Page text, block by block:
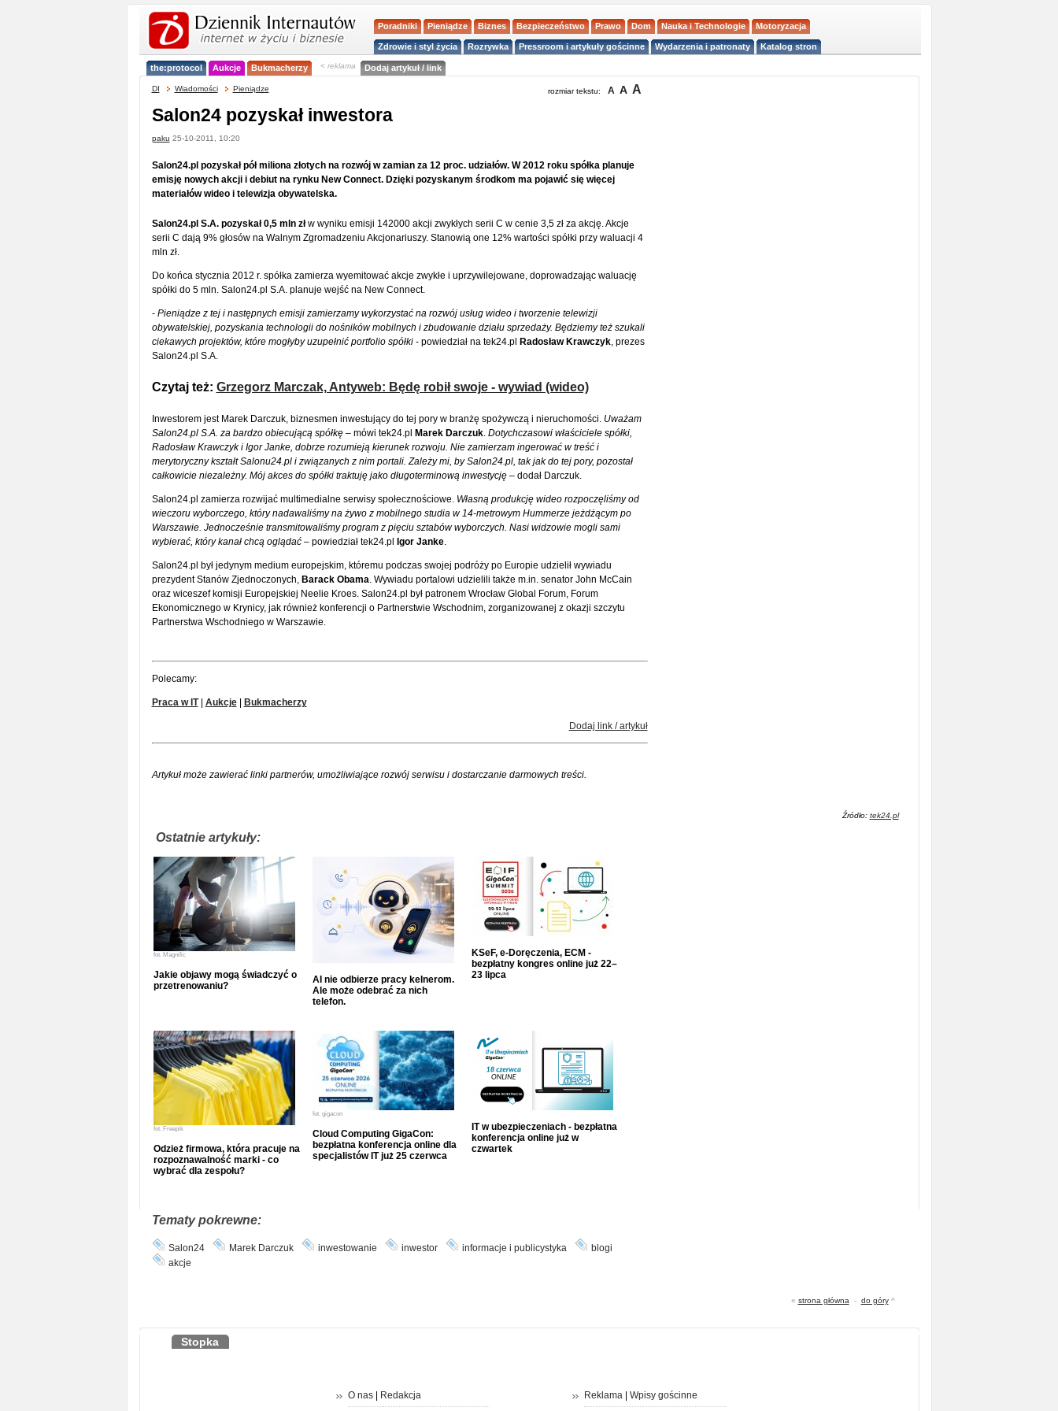
Poradniki Pieniądze Biznes Bezpieczeństwo Prawo Dom Nauka i Technologie Motoryzacja
Zdrowie i styl życia Rozrywka Pressroom i artykuły gościnne Wydarzenia i patronaty Katalog stron
the:protocol Aukcje Bukmacherzy < reklama Dodaj artykuł / link
DI Wiadomości Pieniądze rozmiar tekstu: A A A
Salon24 pozyskał inwestora
paku 25-10-2011, 10:20
Salon24.pl pozyskał pół miliona złotych na rozwój w zamian za 12 proc. udziałów. W 2012 roku spółka planuje
emisję nowych akcji i debiut na rynku New Connect. Dzięki pozyskanym środkom ma pojawić się więcej
materiałów wideo i telewizja obywatelska.
Salon24.pl S.A. pozyskał 0,5 mln złw wyniku emisji 142000 akcji zwykłych serii C w cenie 3,5 zł za akcję. Akcje
serii C dają 9% głosów na Walnym Zgromadzeniu Akcjonariuszy. Stanowią one 12% wartości spółki przy waluacji 4
mln zł.
Do końca stycznia 2012 r. spółka zamierza wyemitować akcje zwykłe i uprzywilejowane, doprowadzając waluację
spółki do 5 mln. Salon24.pl S.A. planuje wejść na New Connect.
- Pieniądze z tej i następnych emisji zamierzamy wykorzystać na rozwój usług wideo i tworzenie telewizji
obywatelskiej, pozyskania technologii do nośników mobilnych i zbudowanie działu sprzedaży. Będziemy też szukali
ciekawych projektów, które mogłyby uzupełnić portfolio spółki- powiedział na tek24.pl Radosław Krawczyk, prezes
Salon24.pl S.A.
Czytaj też: Grzegorz Marczak, Antyweb: Będę robił swoje - wywiad (wideo)
Inwestorem jest Marek Darczuk, biznesmen inwestujący do tej pory w branżę spożywczą i nieruchomości. Uważam
Salon24.pl S.A. za bardzo obiecującą spółkę – mówi tek24.pl Marek Darczuk. Dotychczasowi właściciele spółki,
Radosław Krawczyk i Igor Janke, dobrze rozumieją kierunek rozwoju. Nie zamierzam ingerować w treść i
merytoryczny kształt Salonu24.pl i związanych z nim portali. Zależy mi, by Salon24.pl, tak jak do tej pory, pozostał
całkowicie niezależny. Mój akces do spółki traktuję jako długoterminową inwestycję– dodał Darczuk.
Salon24.pl zamierza rozwijać multimedialne serwisy społecznościowe. Własną produkcję wideo rozpoczęliśmy od
wieczoru wyborczego, który nadawaliśmy na żywo z mobilnego studia w 14-metrowym Hummerze jeżdżącym po
Warszawie. Jednocześnie transmitowaliśmy program z pięciu sztabów wyborczych. Nasi widzowie mogli sami
wybierać, który kanał chcą oglądać– powiedział tek24.pl Igor Janke.
Salon24.pl był jedynym medium europejskim, któremu podczas swojej podróży po Europie udzielił wywiadu
prezydent Stanów Zjednoczonych, Barack Obama. Wywiadu portalowi udzielili także m.in. senator John McCain
oraz wiceszef komisji Europejskiej Neelie Kroes. Salon24.pl był patronem Wrocław Global Forum, Forum
Ekonomicznego w Krynicy, jak również konferencji o Partnerstwie Wschodnim, zorganizowanej z okazji szczytu
Partnerstwa Wschodniego w Warszawie.
Polecamy:
Praca w IT| Aukcje| Bukmacherzy
Dodaj link / artykuł
Artykuł może zawierać linki partnerów, umożliwiające rozwój serwisu i dostarczanie darmowych treści.
Źródło: tek24.pl
Ostatnie artykuły:
fot. Magnific
Jakie objawy mogą świadczyć o
przetrenowaniu?
AI nie odbierze pracy kelnerom.
Ale może odebrać za nich
telefon.
KSeF, e-Doręczenia, ECM -
bezpłatny kongres online już 22–
23 lipca
fot. Freepik
Odzież firmowa, która pracuje na
rozpoznawalność marki - co
wybrać dla zespołu?
fot. gigacon
Cloud Computing GigaCon:
bezpłatna konferencja online dla
specjalistów IT już 25 czerwca
IT w ubezpieczeniach - bezpłatna
konferencja online już w
czwartek
Tematy pokrewne:
Salon24 Marek Darczuk inwestowanie inwestor informacje i publicystyka
blogi
akcje
« strona główna - do góry^
Stopka
O nas| Redakcja Reklama| Wpisy gościnne